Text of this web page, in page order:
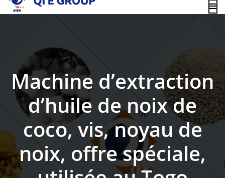
content
Machine d’extraction
d’huile de noix de
coco, vis, noyau de
noix, offre spéciale,